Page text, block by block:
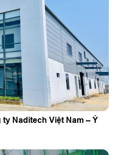
Naditech Việt Nam – Ý